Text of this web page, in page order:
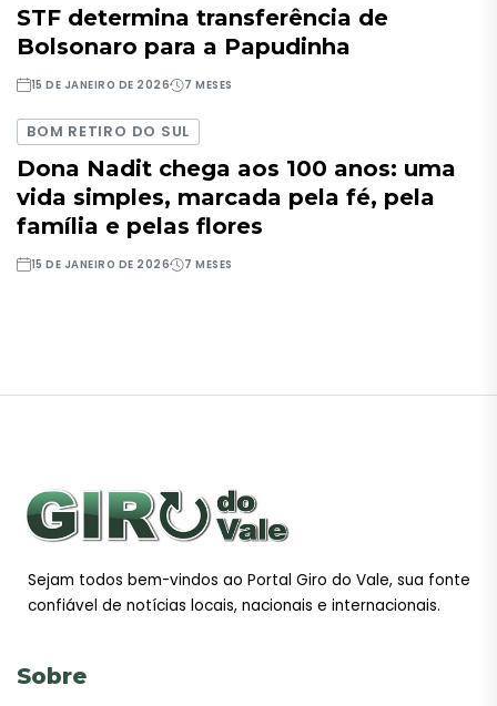
STF determina transferência de
Bolsonaro para a Papudinha
15 DE JANEIRO DE 2026 7 MESES
BOM RETIRO DO SUL
Dona Nadit chega aos 100 anos: uma
vida simples, marcada pela fé, pela
família e pelas flores
15 DE JANEIRO DE 2026 7 MESES
Sejam todos bem-vindos ao Portal Giro do Vale, sua fonte
confiável de notícias locais, nacionais e internacionais.
Sobre